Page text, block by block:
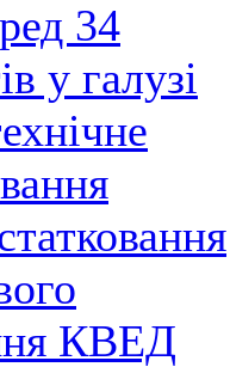
34
у галузі
КВЕД